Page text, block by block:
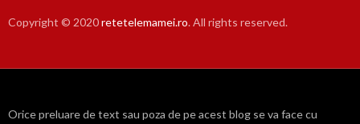
Copyright © 2020retetelemamei.ro. All rights reserved.
Orice preluare de text sau poza de pe acest blog se va face cu